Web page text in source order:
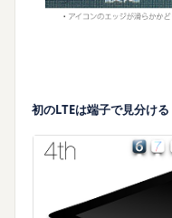
初のLTEは端子で見分ける